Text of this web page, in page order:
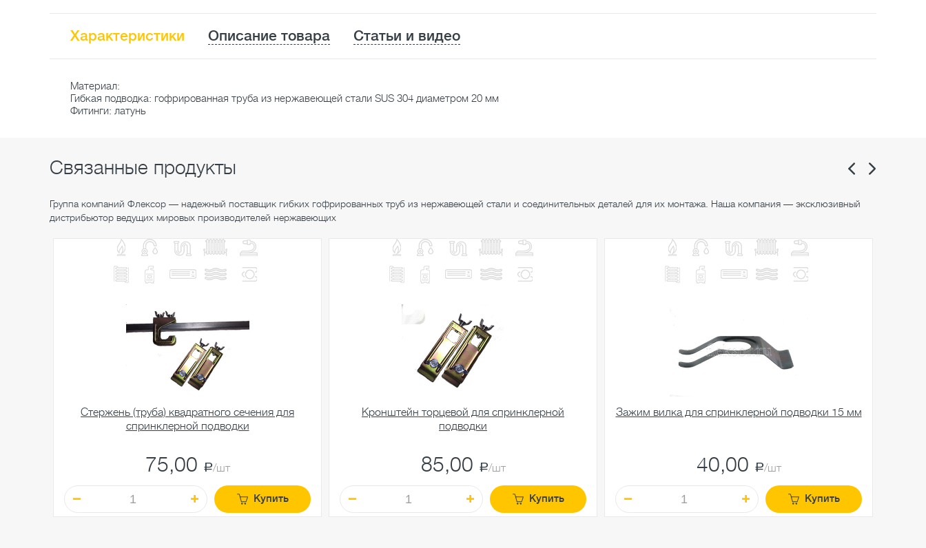
Характеристики Описание товара Статьи и видео
Материал:
Гибкая подводка: гофрированная труба из нержавеющей стали SUS 304 диаметром 20 мм
Фитинги: латунь
Связанные продукты
Группа компаний Флексор — надежный поставщик гибких гофрированных труб из нержавеющей стали и соединительных деталей для их монтажа. Наша компания — эксклюзивный
дистрибьютор ведущих мировых производителей нержавеющих
Стержень (труба) квадратного сечения для
спринклерной подводки
75,00 a/шт
Купить
Кронштейн торцевой для спринклерной
подводки
85,00 a/шт
Купить
Зажим вилка для спринклерной подводки 15 мм
40,00 a/шт
Купить